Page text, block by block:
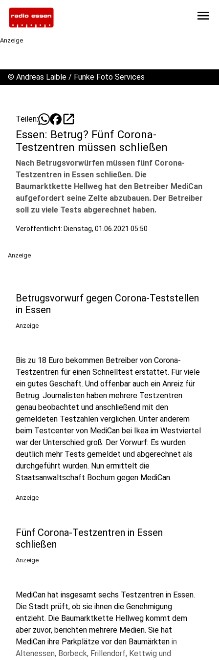
menu
Anzeige
© Andreas Laible / Funke Foto Services
Teilen: open_in_new
Essen: Betrug? Fünf Corona-
Testzentren müssen schließen
Nach Betrugsvorwürfen müssen fünf Corona-
Testzentren in Essen schließen. Die
Baumarktkette Hellweg hat den Betreiber MediCan
aufgefordert seine Zelte abzubauen. Der Betreiber
soll zu viele Tests abgerechnet haben.
Veröffentlicht: Dienstag, 01.06.2021 05:50
Anzeige
Betrugsvorwurf gegen Corona-Teststellen
in Essen
Anzeige
Bis zu 18 Euro bekommen Betreiber von Corona-
Testzentren für einen Schnelltest erstattet. Für viele
ein gutes Geschäft. Und offenbar auch ein Anreiz für
Betrug. Journalisten haben mehrere Testzentren
genau beobachtet und anschließend mit den
gemeldeten Testzahlen verglichen. Unter anderem
beim Testcenter von MediCan bei Ikea im Westviertel
war der Unterschied groß. Der Vorwurf: Es wurden
deutlich mehr Tests gemeldet und abgerechnet als
durchgeführt wurden. Nun ermittelt die
Staatsanwaltschaft Bochum gegen MediCan.
Anzeige
Fünf Corona-Testzentren in Essen
schließen
Anzeige
MediCan hat insgesamt sechs Testzentren in Essen.
Die Stadt prüft, ob sie ihnen die Genehmigung
entzieht. Die Baumarktkette Hellweg kommt dem
aber zuvor, berichten mehrere Medien. Sie hat
MediCan ihre Parkplätze vor den Baumärkten in
Altenessen, Borbeck, Frillendorf, Kettwig und